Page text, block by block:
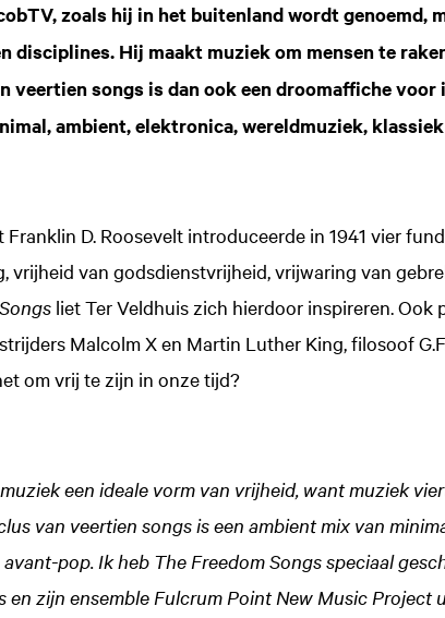
zoals hij in het buitenland wordt genoemd,
disciplines. Hij maakt muziek om mensen te
veertien songs is dan ook een droomaffiche voor
ambient, elektronica, wereldmuziek,
Franklin D. Roosevelt introduceerde in 1941 vier
vrijheid van godsdienstvrijheid, vrijwaring van
liet Ter Veldhuis zich hierdoor inspireren. Ook
Malcolm X en Martin Luther King, filosoof
om vrij te zijn in onze tijd?
een ideale vorm van vrijheid, want muziek
van veertien songs is een ambient mix van
pop. Ik heb The Freedom Songs speciaal
zijn ensemble Fulcrum Point New Music Project